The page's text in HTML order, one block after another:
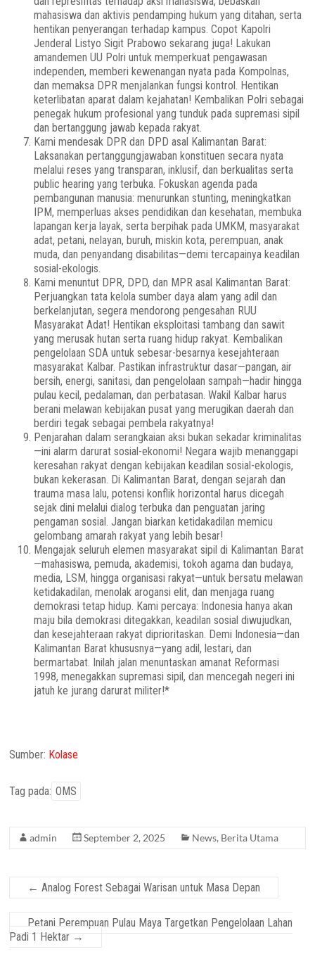
mahasiswa dan aktivis pendamping hukum yang ditahan, serta
hentikan penyerangan terhadap kampus. Copot Kapolri
Jenderal Listyo Sigit Prabowo sekarang juga! Lakukan
amandemen UU Polri untuk memperkuat pengawasan
independen, memberi kewenangan nyata pada Kompolnas,
dan memaksa DPR menjalankan fungsi kontrol. Hentikan
keterlibatan aparat dalam kejahatan! Kembalikan Polri sebagai
penegak hukum profesional yang tunduk pada supremasi sipil
dan bertanggung jawab kepada rakyat.
Kami mendesak DPR dan DPD asal Kalimantan Barat:
Laksanakan pertanggungjawaban konstituen secara nyata
melalui reses yang transparan, inklusif, dan berkualitas serta
public hearing yang terbuka. Fokuskan agenda pada
pembangunan manusia: menurunkan stunting, meningkatkan
IPM, memperluas akses pendidikan dan kesehatan, membuka
lapangan kerja layak, serta berpihak pada UMKM, masyarakat
adat, petani, nelayan, buruh, miskin kota, perempuan, anak
muda, dan penyandang disabilitas—demi tercapainya keadilan
sosial-ekologis.
Kami menuntut DPR, DPD, dan MPR asal Kalimantan Barat:
Perjuangkan tata kelola sumber daya alam yang adil dan
berkelanjutan, segera mendorong pengesahan RUU
Masyarakat Adat! Hentikan eksploitasi tambang dan sawit
yang merusak hutan serta ruang hidup rakyat. Kembalikan
pengelolaan SDA untuk sebesar-besarnya kesejahteraan
masyarakat Kalbar. Pastikan infrastruktur dasar—pangan, air
bersih, energi, sanitasi, dan pengelolaan sampah—hadir hingga
pulau kecil, pedalaman, dan perbatasan. Wakil Kalbar harus
berani melawan kebijakan pusat yang merugikan daerah dan
berdiri tegak sebagai pembela rakyatnya!
Penjarahan dalam serangkaian aksi bukan sekadar kriminalitas
—ini alarm darurat sosial-ekonomi! Negara wajib menanggapi
keresahan rakyat dengan kebijakan keadilan sosial-ekologis,
bukan kekerasan. Di Kalimantan Barat, dengan sejarah dan
trauma masa lalu, potensi konflik horizontal harus dicegah
sejak dini melalui dialog terbuka dan penguatan jaring
pengaman sosial. Jangan biarkan ketidakadilan memicu
gelombang amarah rakyat yang lebih besar!
Mengajak seluruh elemen masyarakat sipil di Kalimantan Barat
—mahasiswa, pemuda, akademisi, tokoh agama dan budaya,
media, LSM, hingga organisasi rakyat—untuk bersatu melawan
ketidakadilan, menolak arogansi elit, dan menjaga ruang
demokrasi tetap hidup. Kami percaya: Indonesia hanya akan
maju bila demokrasi ditegakkan, keadilan sosial diwujudkan,
dan kesejahteraan rakyat diprioritaskan. Demi Indonesia—dan
Kalimantan Barat khususnya—yang adil, lestari, dan
bermartabat. Inilah jalan menuntaskan amanat Reformasi
1998, menegakkan supremasi sipil, dan mencegah negeri ini
jatuh ke jurang darurat militer!*
Sumber: Kolase
Tag pada: OMS
admin September 2, 2025 News, Berita Utama
← Analog Forest Sebagai Warisan untuk Masa Depan
Petani Perempuan Pulau Maya Targetkan Pengelolaan Lahan
Padi 1 Hektar →